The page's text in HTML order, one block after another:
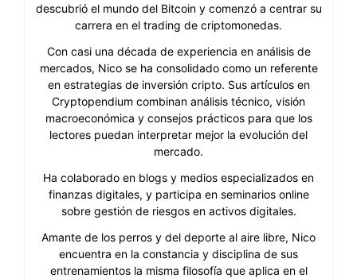
descubrió el mundo del Bitcoin y comenzó a centrar su
carrera en el trading de criptomonedas.
Con casi una década de experiencia en análisis de
mercados, Nico se ha consolidado como un referente
en estrategias de inversión cripto. Sus artículos en
Cryptopendium combinan análisis técnico, visión
macroeconómica y consejos prácticos para que los
lectores puedan interpretar mejor la evolución del
mercado.
Ha colaborado en blogs y medios especializados en
finanzas digitales, y participa en seminarios online
sobre gestión de riesgos en activos digitales.
Amante de los perros y del deporte al aire libre, Nico
encuentra en la constancia y disciplina de sus
entrenamientos la misma filosofía que aplica en el